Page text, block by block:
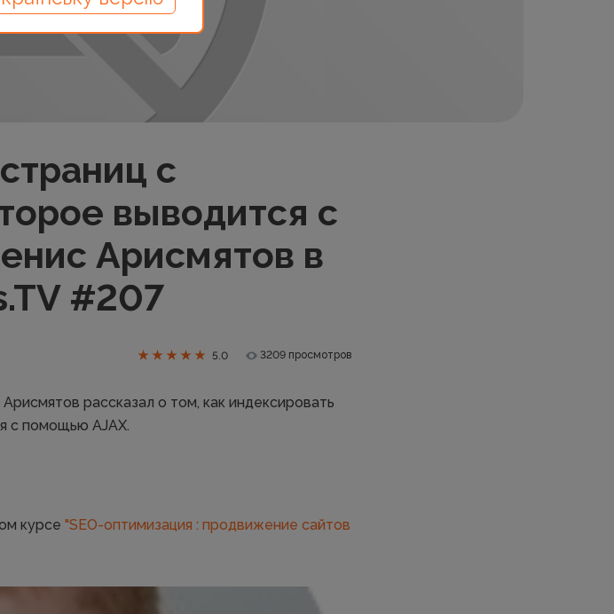
с
выводится с
Арисмятов в
#207
5.0 3209 просмотров
рассказал о том, как индексировать
с помощью AJAX.
курсе "SEO-оптимизация : продвижение сайтов